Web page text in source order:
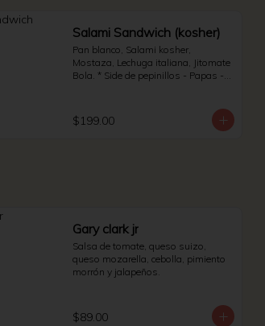
Salami Sandwich (kosher)
Pan blanco, Salami kosher,
Mostaza, Lechuga italiana, Jitomate
Bola. * Side de pepinillos - Papas -
$199.00
Gary clark jr
Salsa de tomate, queso suizo,
queso mozarella, cebolla, pimiento
morrón y jalapeños.
$89.00